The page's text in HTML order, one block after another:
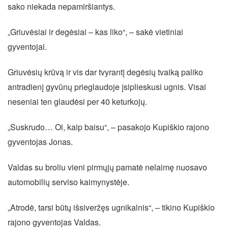
sako niekada nepamiršiantys.
„Griuvėsiai ir degėsiai – kas liko“, – sakė vietiniai
gyventojai.
Griuvėsių krūvą ir vis dar tvyrantį degėsių tvaiką paliko
antradienį gyvūnų prieglaudoje įsiplieskusi ugnis. Visai
neseniai ten glaudėsi per 40 keturkojų.
„Suskrudo… Oi, kaip baisu“, – pasakojo Kupiškio rajono
gyventojas Jonas.
Valdas su broliu vieni pirmųjų pamatė nelaimę nuosavo
automobilių serviso kaimynystėje.
„Atrodė, tarsi būtų išsiveržęs ugnikalnis“, – tikino Kupiškio
rajono gyventojas Valdas.